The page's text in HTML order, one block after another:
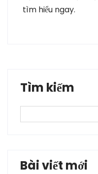
tìm hiểu ngay.
Tìm kiếm
Bài viết mới